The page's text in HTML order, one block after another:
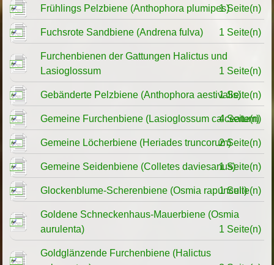
Frühlings Pelzbiene (Anthophora plumipes)1 Seite(n)
Fuchsrote Sandbiene (Andrena fulva) 1 Seite(n)
Furchenbienen der Gattungen Halictus und
Lasioglossum
1 Seite(n)
Gebänderte Pelzbiene (Anthophora aestivalis)1 Seite(n)
Gemeine Furchenbiene (Lasioglossum calceatum)
4 Seite(n)
Gemeine Löcherbiene (Heriades truncorum)2 Seite(n)
Gemeine Seidenbiene (Colletes daviesanus)1 Seite(n)
Glockenblume-Scherenbiene (Osmia rapunculi)
1 Seite(n)
Goldene Schneckenhaus-Mauerbiene (Osmia
aurulenta)
1 Seite(n)
Goldglänzende Furchenbiene (Halictus